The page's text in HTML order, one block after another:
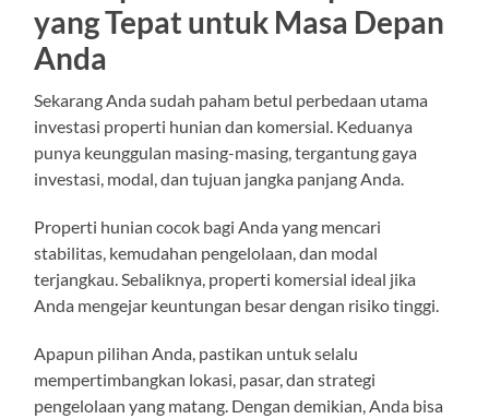
yang Tepat untuk Masa Depan
Anda
Sekarang Anda sudah paham betul perbedaan utama
investasi properti hunian dan komersial. Keduanya
punya keunggulan masing-masing, tergantung gaya
investasi, modal, dan tujuan jangka panjang Anda.
Properti hunian cocok bagi Anda yang mencari
stabilitas, kemudahan pengelolaan, dan modal
terjangkau. Sebaliknya, properti komersial ideal jika
Anda mengejar keuntungan besar dengan risiko tinggi.
Apapun pilihan Anda, pastikan untuk selalu
mempertimbangkan lokasi, pasar, dan strategi
pengelolaan yang matang. Dengan demikian, Anda bisa